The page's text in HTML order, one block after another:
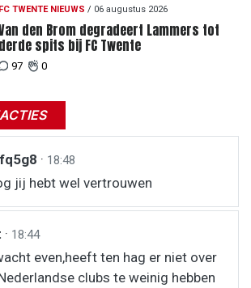
FC TWENTE NIEUWS / 06 augustus 2026
den Brom degradeert Lammers tot
derde spits bij FC Twente
97 0
· 18:48
jij hebt wel vertrouwen
· 18:44
even,heeft ten hag er niet over
clubs te weinig hebben